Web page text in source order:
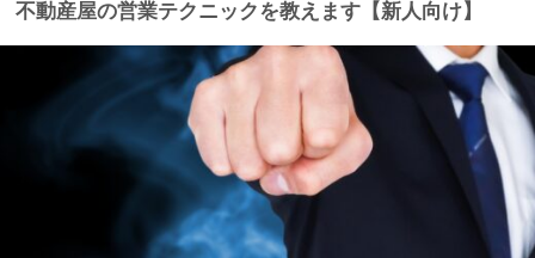
不動産屋の営業テクニックを教えます【新人向け】